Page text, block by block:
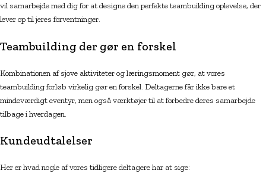
vil samarbejde med dig for at designe den perfekte teambuilding oplevelse, der
lever op til jeres forventninger.
Teambuilding der gør en forskel
Kombinationen af sjove aktiviteter og læringsmoment gør, at vores
teambuilding forløb virkelig gør en forskel. Deltagerne får ikke bare et
mindeværdigt eventyr, men også værktøjer til at forbedre deres samarbejde
tilbage i hverdagen.
Kundeudtalelser
Her er hvad nogle af vores tidligere deltagere har at sige: